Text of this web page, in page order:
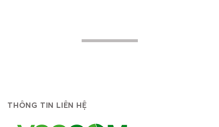
THÔNG TIN LIÊN HỆ